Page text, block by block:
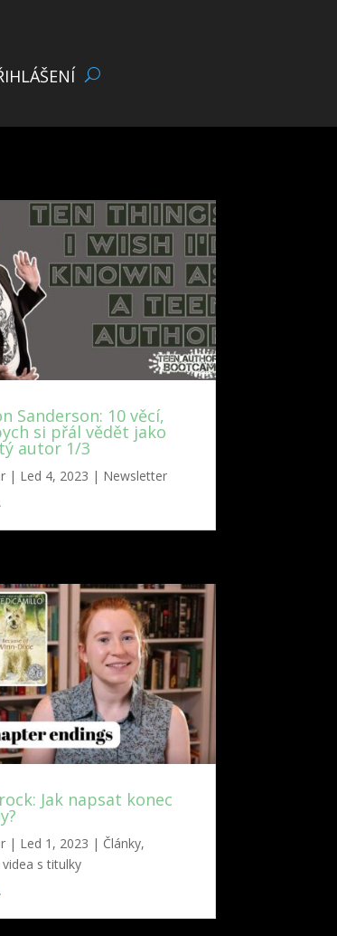
Sanderson: 10 věcí,
si přál vědět jako
autor 1/3
| Led 4, 2023 | Newsletter
Jak napsat konec
| Led 1, 2023 | Články,
s titulky